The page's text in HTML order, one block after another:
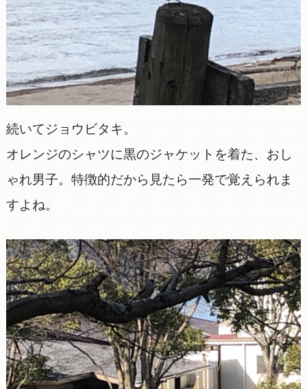
続いてジョウビタキ。
オレンジのシャツに黒のジャケットを着た、おし
ゃれ男子。特徴的だから見たら一発で覚えられま
すよね。